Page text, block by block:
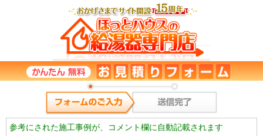
参考にされた施工事例が、コメント欄に自動記載されます